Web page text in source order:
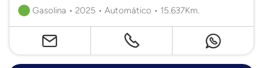
Gasolina • 2025 • Automático • 15.637Km.